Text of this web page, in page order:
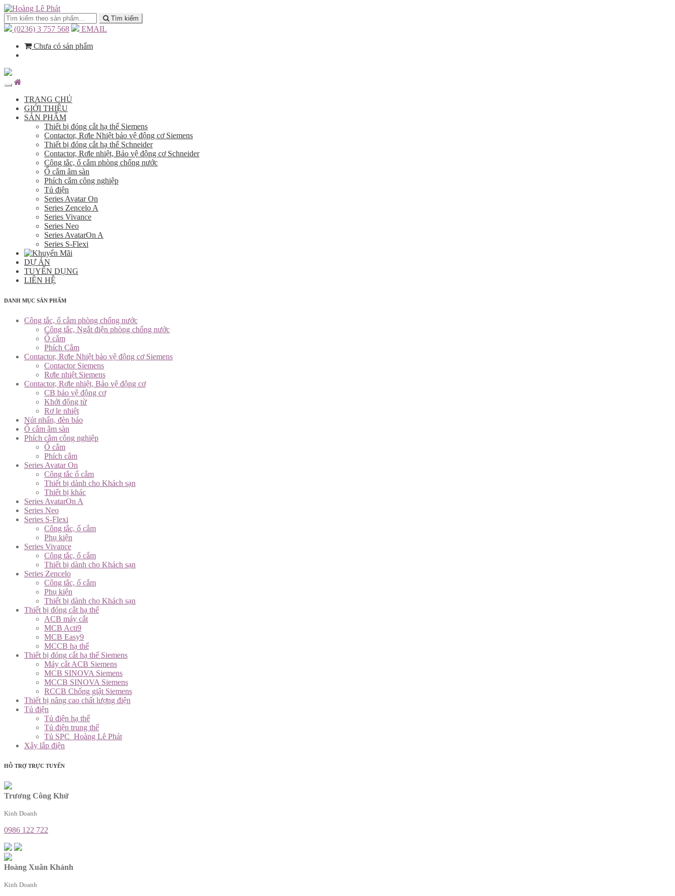
Tìm kiếm
(0236) 3 757 568
EMAIL
Chưa có sản phẩm
TRANG CHỦ
GIỚI THIỆU
SẢN PHẨM
Thiết bị đóng cắt hạ thế Siemens
Contactor, Rơle Nhiệt bảo vệ động cơ Siemens
Thiết bị đóng cắt hạ thế Schneider
Contactor, Rơle nhiệt, Bảo vệ động cơ Schneider
Công tắc, ổ cắm phòng chống nước
Ổ cắm âm sàn
Phích cắm công nghiệp
Tủ điện
Series Avatar On
Series Zencelo A
Series Vivance
Series Neo
Series AvatarOn A
Series S-Flexi
DỰ ÁN
TUYỂN DỤNG
LIÊN HỆ
DANH MỤC SẢN PHẨM
Công tắc, ổ cắm phòng chống nước
Công tắc, Ngắt điện phòng chống nước
Ổ cắm
Phích Cắm
Contactor, Rơle Nhiệt bảo vệ động cơ Siemens
Contactor Siemens
Rơle nhiệt Siemens
Contactor, Rơle nhiệt, Bảo vệ động cơ
CB bảo vệ động cơ
Khởi động từ
Rơ le nhiệt
Nút nhấn, đèn báo
Ổ cắm âm sàn
Phích cắm công nghiệp
Ổ cắm
Phích cắm
Series Avatar On
Công tắc ổ cắm
Thiết bị dành cho Khách sạn
Thiết bị khác
Series AvatarOn A
Series Neo
Series S-Flexi
Công tắc, ổ cắm
Phụ kiện
Series Vivance
Công tắc, ổ cắm
Thiết bị dành cho Khách sạn
Series Zencelo
Công tắc, ổ cắm
Phụ kiện
Thiết bị dành cho Khách sạn
Thiết bị đóng cắt hạ thế
ACB máy cắt
MCB Acti9
MCB Easy9
MCCB hạ thế
Thiết bị đóng cắt hạ thế Siemens
Máy cắt ACB Siemens
MCB SINOVA Siemens
MCCB SINOVA Siemens
RCCB Chống giật Siemens
Thiết bị nâng cao chất lượng điện
Tủ điện
Tủ điện hạ thế
Tủ điện trung thế
Tủ SPC_Hoàng Lê Phát
Xây lắp điện
HỖ TRỢ TRỰC TUYẾN
Trương Công Khứ
Kinh Doanh
0986 122 722
Hoàng Xuân Khánh
Kinh Doanh